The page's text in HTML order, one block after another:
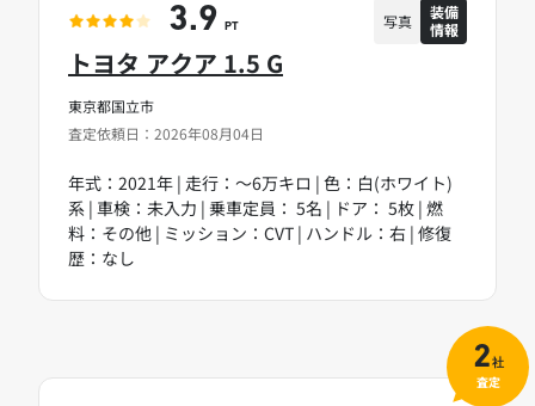
東京都国立市
査定依頼日：2026年08月04日
トヨタ アクア 1.5 G
年式：2021年 | 走行：～6万キロ | 色：白(ホワイト)
系 | 車検：未入力 | 乗車定員： 5名 | ドア： 5枚 | 燃
料：その他 | ミッション：CVT | ハンドル：右 | 修復
歴：なし
3.9 PT 写真
装備
情報
2社
査定